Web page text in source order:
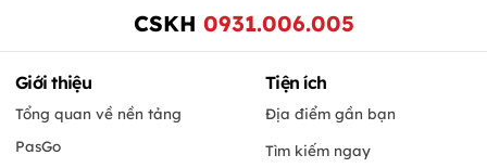
CSKH 0931.006.005
Giới thiệu
Tổng quan về nền tảng
PasGo
Tiện ích
Địa điểm gần bạn
Tìm kiếm ngay